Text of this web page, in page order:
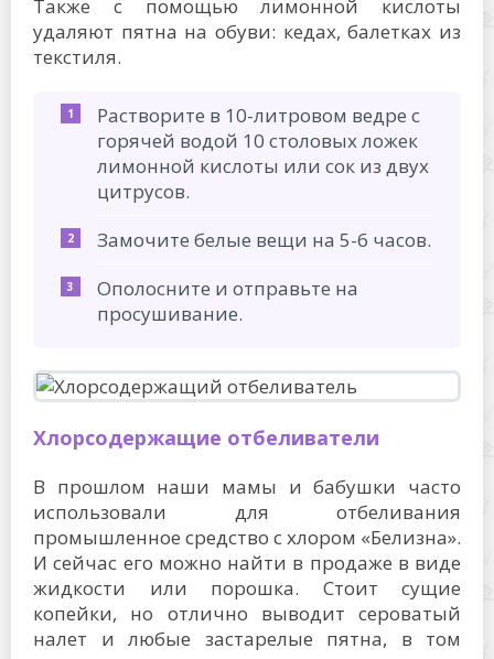
Также с помощью лимонной кислоты
удаляют пятна на обуви: кедах, балетках из
текстиля.
Растворите в 10-литровом ведре с
горячей водой 10 столовых ложек
лимонной кислоты или сок из двух
цитрусов.
Замочите белые вещи на 5-6 часов.
Ополосните и отправьте на
просушивание.
Хлорсодержащие отбеливатели
В прошлом наши мамы и бабушки часто
использовали для отбеливания
промышленное средство с хлором «Белизна».
И сейчас его можно найти в продаже в виде
жидкости или порошка. Стоит сущие
копейки, но отлично выводит сероватый
налет и любые застарелые пятна, в том